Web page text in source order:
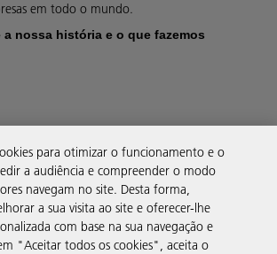
em todo o mundo.
a nossa história e o que fazemos
para otimizar o funcionamento e o
a audiência e compreender o modo
navegam no site. Desta forma,
a sua visita ao site e oferecer-lhe
com base na sua navegação e
"Aceitar todos os cookies", aceita o